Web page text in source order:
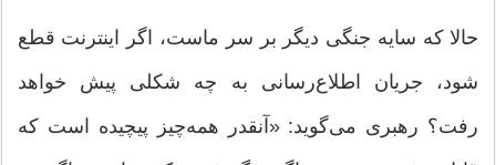
حالا که سایه جنگی دیگر بر سر ماست، اگر اینترنت قطع
شود، جریان اطلاع‌رسانی به چه شکلی پیش خواهد
رفت؟ رهبری می‌گوید:‌ «آنقدر همه‌چیز پیچیده است که